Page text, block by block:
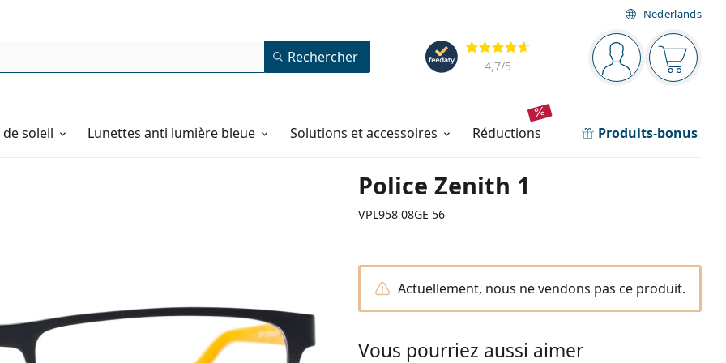
Nederlands
Barre de navigation
Vous êtesVotre
Évaluation
4,7/5
Rechercher
soleil Lunettes anti lumière bleue Solutions et accessoires réductions Produits-bonus
Police Zenith 1
VPL958 08GE 56
Actuellement, nous ne vendons pas ce produit.
Vous pourriez aussi aimer